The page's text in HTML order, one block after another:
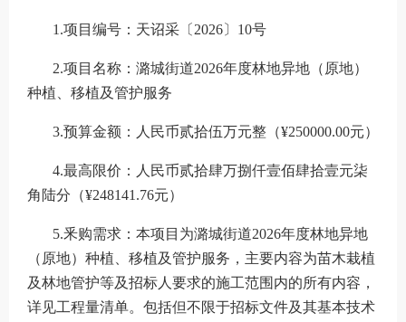
1.项目编号： 天诏采〔 2026〕10号
2.项目名称： 潞城街道2026年度林地异地（原地）
种植、移植及管护服务
3.预算金额： 人民币贰拾伍万元整 （¥250000.00元）
4.最高限价： 人民币贰拾肆万捌仟壹佰肆拾壹元柒
角陆分（¥248141.76元）
5.釆购需求：本项 目为潞城街道2026年度林地异地
（原地）种植、移植及管护服务，主要内容为苗木栽植
及林地管护等及招标人要求的施工范围内的所有内容，
详见工程量清单。包括但不限于招标文件及其基本技术